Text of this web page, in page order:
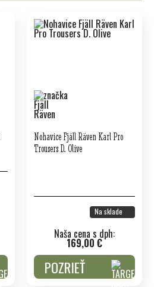
Nohavice Fjäll Räven Karl Pro
Trousers D. Olive
Na sklade
Naša cena s dph:
169,00 €
POZRIEŤ